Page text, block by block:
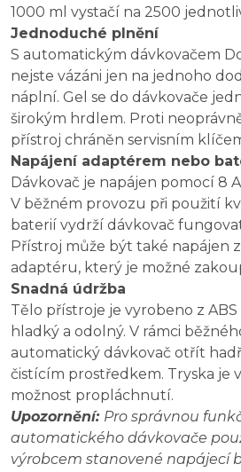
1000 ml vystačí na 2500
Jednoduché plnění
S automatickým dávkovačem
nejste vázáni jen na jednoho
náplní. Gel se do dávkovače
širokým hrdlem. Proti
přístroj chráněn servisním
Napájení adaptérem nebo
Dávkovač je napájen pomocí 8
V běžném provozu při použití
baterií vydrží dávkovač
Přístroj může být také napájen
adaptéru, který je možné
Snadná údržba
Tělo přístroje je vyrobeno z
hladký a odolný. V rámci
automatický dávkovač otřít
čistícím prostředkem. Tryska je
možnost propláchnutí.
Upozornění: Pro správnou
automatického dávkovače
výrobcem stanovené napájecí